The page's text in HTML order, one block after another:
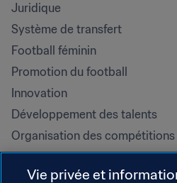
Juridique
Système de transfert
Football féminin
Promotion du football
Innovation
Développement des talents
Organisation des compétitions
Développement durable
Droits de l'homme et lutte
Vie privée et